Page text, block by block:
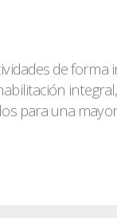
de forma
para una